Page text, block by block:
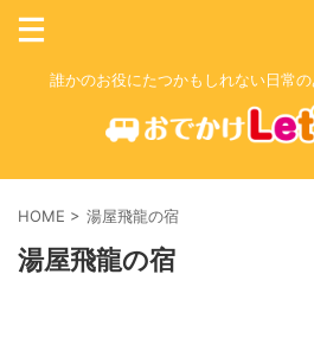
誰かのお役にたつかもしれない日常
HOME > 湯屋飛龍の宿
湯屋飛龍の宿